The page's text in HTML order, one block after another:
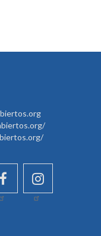
facebookinstagram